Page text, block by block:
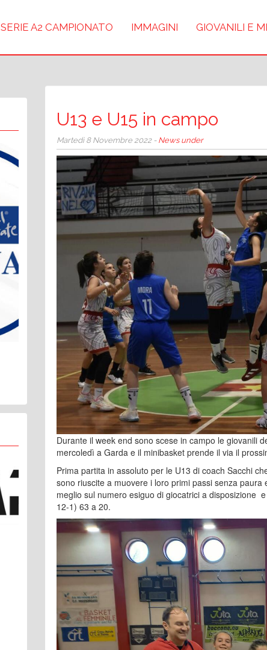
SERIE A2 CAMPIONATO IMMAGINI GIOVANILI E
U13 e U15 in campo
Martedì 8 Novembre 2022 - News under
Durante il week end sono scese in campo le giovanili
mercoledì a Garda e il minibasket prende il via il
Prima partita in assoluto per le U13 di coach Sacchi
sono riuscite a muovere i loro primi passi senza
meglio sul numero esiguo di giocatrici a disposizione
12-1) 63 a 20.